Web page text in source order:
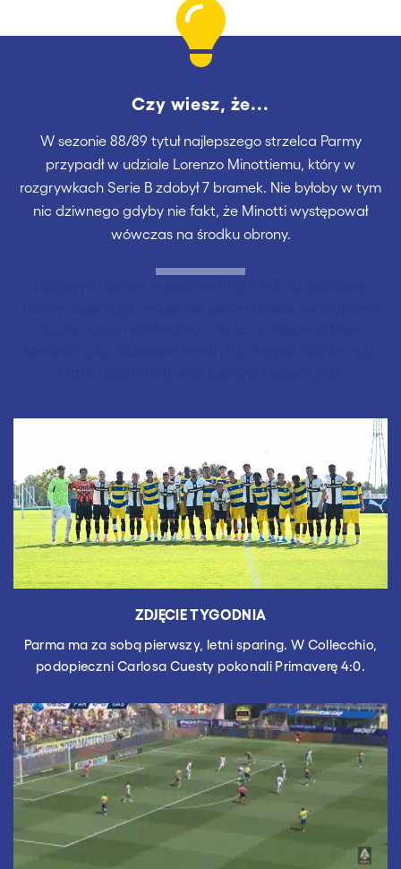
Czy wiesz, że...
W sezonie 88/89 tytuł najlepszego strzelca Parmy
przypadł w udziale Lorenzo Minottiemu, który w
rozgrywkach Serie B zdobył 7 bramek. Nie byłoby w tym
nic dziwnego gdyby nie fakt, że Minotti występował
wówczas na środku obrony.
ZDJĘCIE TYGODNIA
Parma ma za sobą pierwszy, letni sparing. W Collecchio,
podopieczni Carlosa Cuesty pokonali Primaverę 4:0.